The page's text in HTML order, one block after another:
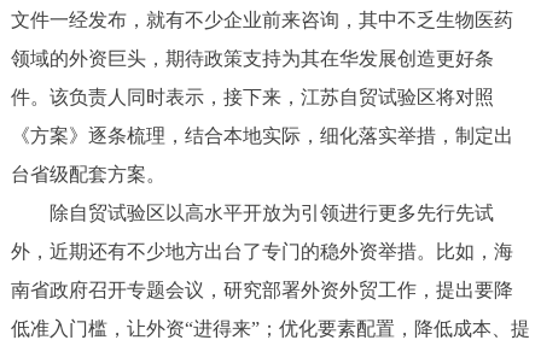
文件一经发布，就有不少企业前来咨询，其中不乏生物医药
领域的外资巨头，期待政策支持为其在华发展创造更好条
件。该负责人同时表示，接下来，江苏自贸试验区将对照
《方案》逐条梳理，结合本地实际，细化落实举措，制定出
台省级配套方案。
除自贸试验区以高水平开放为引领进行更多先行先试
外，近期还有不少地方出台了专门的稳外资举措。比如，海
南省政府召开专题会议，研究部署外资外贸工作，提出要降
低准入门槛，让外资“进得来”；优化要素配置，降低成本、提